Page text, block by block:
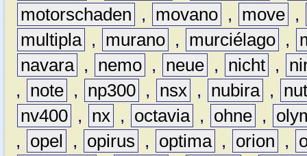
motorschaden
, movano , move ,
multipla , murano , murciélago ,
navara , nemo , neue , nicht ,
,
note , np300 , nsx , nubira ,
nv400 , nx , octavia , ohne ,
,
opel , opirus , optima , orion ,